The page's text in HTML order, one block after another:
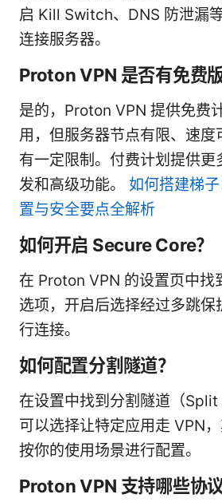
启 Kill Switch、DNS 防泄漏
连接服务器。
Proton VPN 是否有免费版
是的，Proton VPN 提供免费
用，但服务器节点有限、速度
有一定限制。付费计划提供更
发和高级功能。 如何搭建梯
置与安全要点全解析
如何开启 Secure Core？
在 Proton VPN 的设置页中找
选项，开启后选择经过多跳保
行连接。
如何配置分割隧道？
在设置中找到分割隧道（
可以选择让特定应用走 VPN，
按你的使用场景进行配置。
Proton VPN 支持哪些协